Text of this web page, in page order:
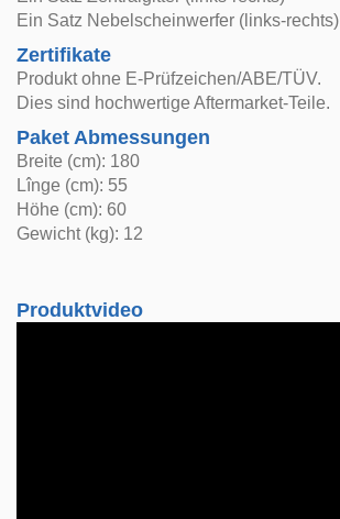
Ein Satz Nebelscheinwerfer (links-rechts)
Zertifikate
Produkt ohne E-Prüfzeichen/ABE/TÜV.
Dies sind hochwertige Aftermarket-Teile.
Paket Abmessungen
Breite (cm): 180
Lînge (cm): 55
Höhe (cm): 60
Gewicht (kg): 12
Produktvideo